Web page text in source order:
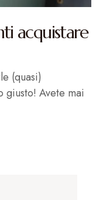
acquistare
(quasi)
giusto! Avete mai